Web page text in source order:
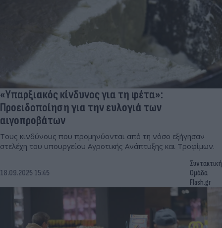
«Υπαρξιακός κίνδυνος για τη φέτα»:
Προειδοποίηση για την ευλογιά των
αιγοπροβάτων
Τους κινδύνους που προμηνύονται από τη νόσο εξήγησαν
στελέχη του υπουργείου Αγροτικής Ανάπτυξης και Τροφίμων.
18.09.2025 15:45
Συντακτική
Ομάδα
Flash.gr